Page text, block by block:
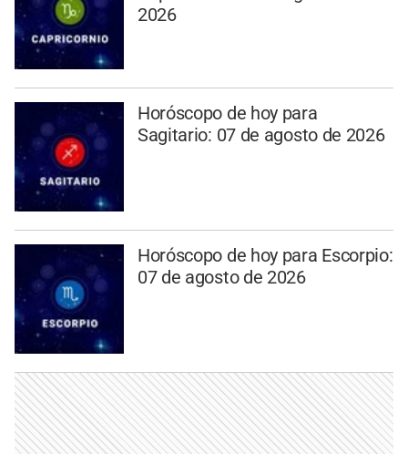
2026
Horóscopo de hoy para
Sagitario: 07 de agosto de 2026
Horóscopo de hoy para Escorpio:
07 de agosto de 2026